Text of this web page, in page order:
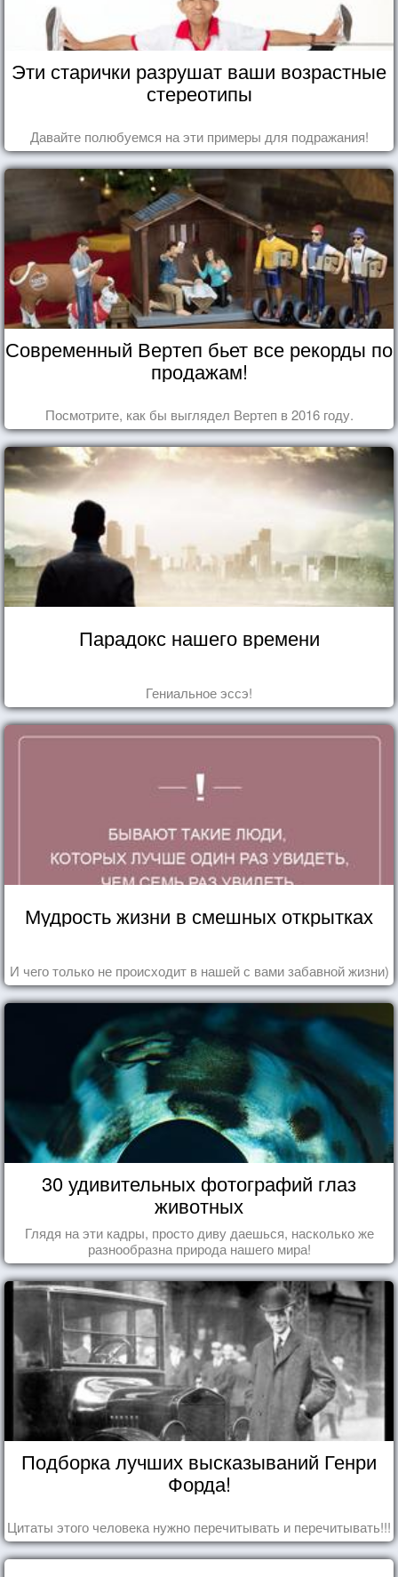
Эти старички разрушат ваши возрастные
стереотипы
Давайте полюбуемся на эти примеры для подражания!
Современный Вертеп бьет все рекорды по
продажам!
Посмотрите, как бы выглядел Вертеп в 2016 году.
Парадокс нашего времени
Гениальное эссэ!
Мудрость жизни в смешных открытках
И чего только не происходит в нашей с вами забавной жизни)
30 удивительных фотографий глаз
животных
Глядя на эти кадры, просто диву даешься, насколько же
разнообразна природа нашего мира!
Подборка лучших высказываний Генри
Форда!
Цитаты этого человека нужно перечитывать и перечитывать!!!